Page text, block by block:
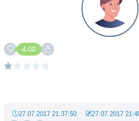
4.00
27.07.2017 21:37:50 27.07.2017